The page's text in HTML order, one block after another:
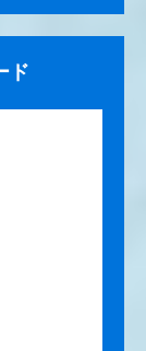
ド